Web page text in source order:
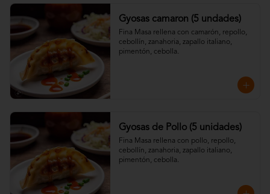
Gyosas camaron (5 undades)
Fina Masa rellena con camarón, repollo,
cebollín, zanahoria, zapallo italiano,
pimentón, cebolla.
Gyosas de Pollo (5 unidades)
Fina Masa rellena con pollo, repollo,
cebollín, zanahoria, zapallo italiano,
pimentón, cebolla.